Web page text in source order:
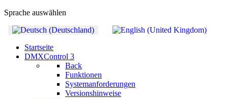
Sprache auswählen
Startseite
DMXControl 3
Back
Funktionen
Systemanforderungen
Versionshinweise